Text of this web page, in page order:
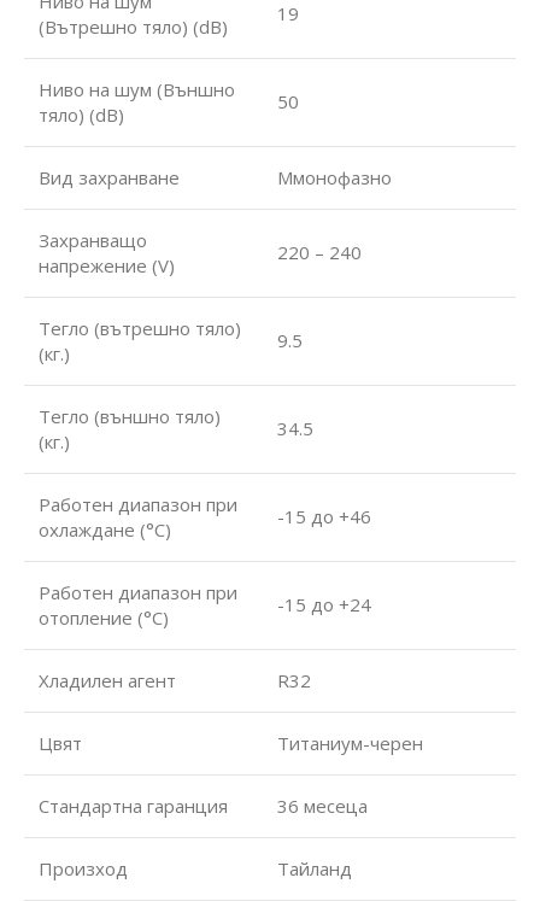
(Вътрешно тяло) (dB)
19
Ниво на шум (Външно
тяло) (dB)
50
Вид захранване Ммонофазно
Захранващо
напрежение (V)
220 – 240
Тегло (вътрешно тяло)
(кг.)
9.5
Тегло (външно тяло)
(кг.)
34.5
Работен диапазон при
охлаждане (°С)
-15 до +46
Работен диапазон при
отопление (°С)
-15 до +24
Хладилен агент R32
Цвят Титаниум-черен
Стандартна гаранция 36 месеца
Произход Тайланд